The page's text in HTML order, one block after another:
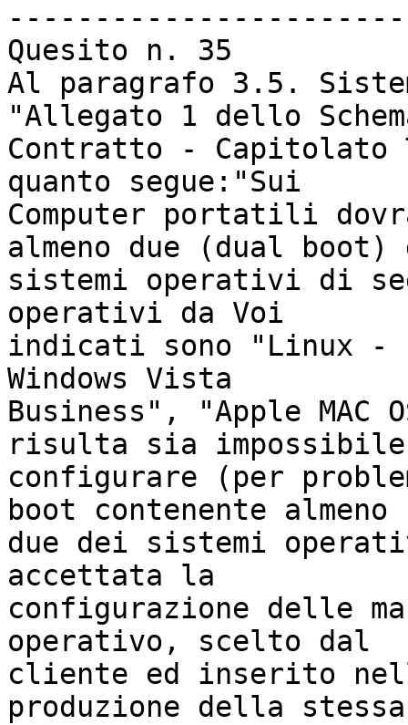
Quesito n. 35
Al paragrafo 3.5.
"Allegato 1 dello
Contratto - Capitolato
quanto segue:"Sui
Computer portatili
almeno due (dual
sistemi operativi di
operativi da Voi
indicati sono "Linux -
Windows Vista
Business", "Apple MAC
risulta sia
configurare (per
boot contenente almeno
due dei sistemi
accettata la
configurazione delle
operativo, scelto dal
cliente ed inserito
produzione della